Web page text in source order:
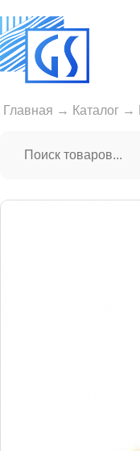
Главная → Каталог →